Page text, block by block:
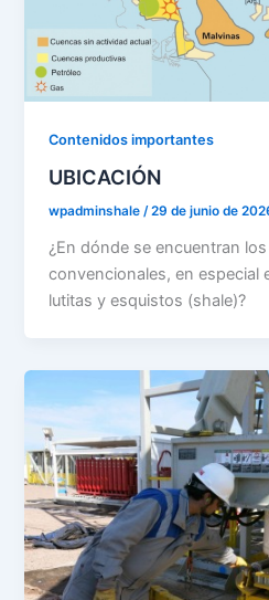
Contenidos importantes
UBICACIÓN
wpadminshale/29 de junio de
¿En dónde se encuentran
convencionales, en especial
lutitas y esquistos (shale)?